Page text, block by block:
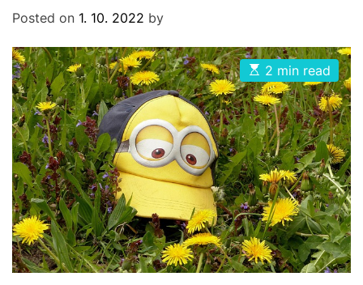
E
C
O
L
O
R
M
O
D
E
Posted on 1. 10. 2022 by
E
s
t
i
m
a
t
e
d
r
e
a
d
t
i
m
e
2 min read